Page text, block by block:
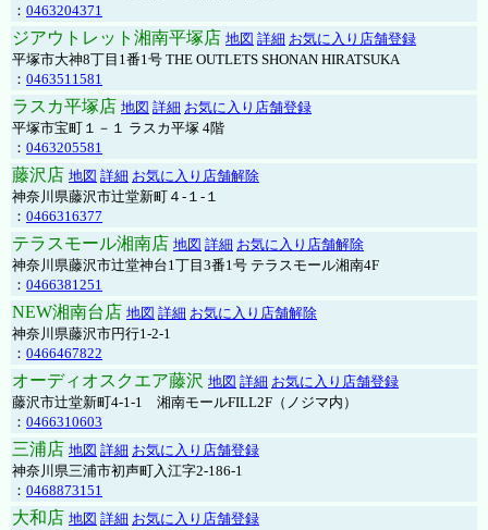
： 0463204371
ジアウトレット湘南平塚店 地図 詳細 お気に入り店舗登録
平塚市大神8丁目1番1号 THE OUTLETS SHONAN HIRATSUKA
： 0463511581
ラスカ平塚店 地図 詳細 お気に入り店舗登録
平塚市宝町１－１ ラスカ平塚 4階
： 0463205581
藤沢店 地図 詳細 お気に入り店舗解除
神奈川県藤沢市辻堂新町４-１-１
： 0466316377
テラスモール湘南店 地図 詳細 お気に入り店舗解除
神奈川県藤沢市辻堂神台1丁目3番1号 テラスモール湘南4F
： 0466381251
NEW湘南台店 地図 詳細 お気に入り店舗解除
神奈川県藤沢市円行1-2-1
： 0466467822
オーディオスクエア藤沢 地図 詳細 お気に入り店舗登録
藤沢市辻堂新町4-1-1 湘南モールFILL2F（ノジマ内）
： 0466310603
三浦店 地図 詳細 お気に入り店舗登録
神奈川県三浦市初声町入江字2-186-1
： 0468873151
大和店 地図 詳細 お気に入り店舗登録